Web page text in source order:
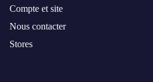
Compte et site
Nous contacter
Stores